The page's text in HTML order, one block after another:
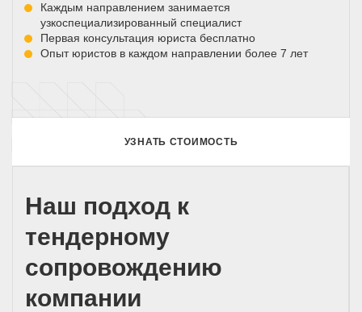
Каждым направлением занимается
узкоспециализированный специалист
Первая консультация юриста бесплатно
Опыт юристов в каждом направлении более 7 лет
УЗНАТЬ СТОИМОСТЬ
Наш подход к
тендерному
сопровождению
компании